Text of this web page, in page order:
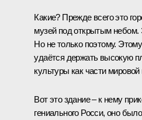
Какие? Прежде всего это
музей под открытым небом.
Но не только поэтому.
удаётся держать высокую
культуры как части
Вот это здание – к нему
гениального Росси, оно